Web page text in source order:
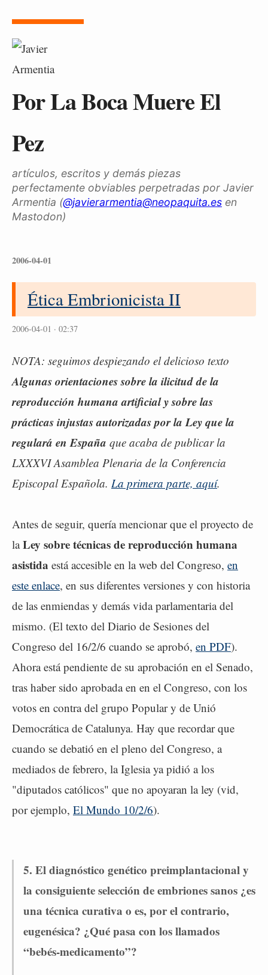
Por La Boca Muere El
Pez
artículos, escritos y demás piezas
perfectamente obviables perpetradas por Javier
Armentia (@javierarmentia@neopaquita.es en
Mastodon)
2006-04-01
Ética Embrionicista II
2006-04-01 · 02:37
NOTA: seguimos despiezando el delicioso texto
Algunas orientaciones sobre la ilicitud de la
reproducción humana artificial y sobre las
prácticas injustas autorizadas por la Ley que la
regulará en España que acaba de publicar la
LXXXVI Asamblea Plenaria de la Conferencia
Episcopal Española. La primera parte, aquí.
Antes de seguir, quería mencionar que el proyecto de
laLey sobre técnicas de reproducción humana
asistida está accesible en la web del Congreso, en
este enlace, en sus diferentes versiones y con historia
de las enmiendas y demás vida parlamentaria del
mismo. (El texto del Diario de Sesiones del
Congreso del 16/2/6 cuando se aprobó, en PDF).
Ahora está pendiente de su aprobación en el Senado,
tras haber sido aprobada en en el Congreso, con los
votos en contra del grupo Popular y de Unió
Democrática de Catalunya. Hay que recordar que
cuando se debatió en el pleno del Congreso, a
mediados de febrero, la Iglesia ya pidió a los
"diputados católicos" que no apoyaran la ley (vid,
por ejemplo, El Mundo 10/2/6).
5. El diagnóstico genético preimplantacional y
la consiguiente selección de embriones sanos ¿es
una técnica curativa o es, por el contrario,
eugenésica? ¿Qué pasa con los llamados
“bebés-medicamento”?